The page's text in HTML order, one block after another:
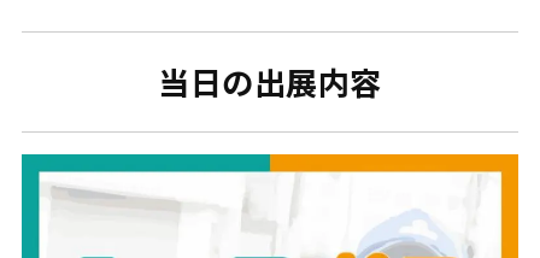
当日の出展内容